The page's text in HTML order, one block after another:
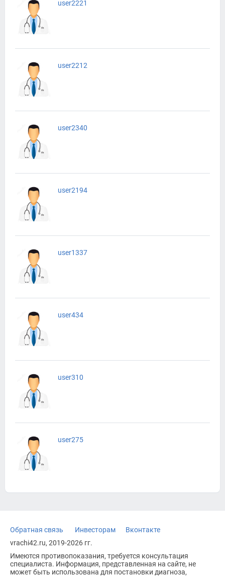
user2221
user2212
user2340
user2194
user1337
user434
user310
user275
Обратная связь Инвесторам
Вконтакте
vrachi42.ru, 2019-2026 гг.
Имеются противопоказания, требуется консультация
специалиста. Информация, представленная на сайте, не
может быть использована для постановки диагноза,